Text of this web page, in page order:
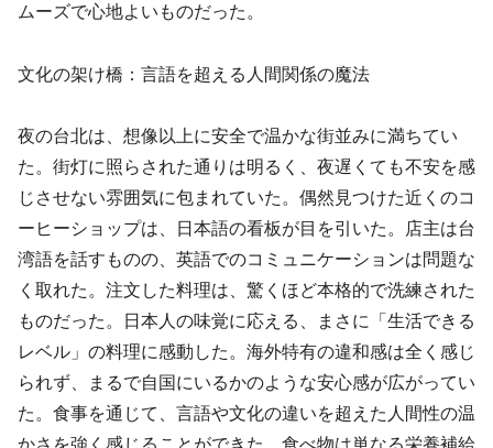
ムーズで心地よいものだった。
文化の架け橋：言語を超える人間関係の魔法
夜の台北は、想像以上に安全で温かな街並みに満ちてい
た。街灯に照らされた通りは明るく、夜遅くても不安を感
じさせない雰囲気に包まれていた。偶然見つけた近くのコ
ーヒーショップは、日本語の看板が目を引いた。店主は台
湾語を話すものの、英語でのコミュニケーションは問題な
く取れた。注文した料理は、驚くほど本格的で洗練された
ものだった。日本人の味覚に応える、まさに「生活できる
レベル」の料理に感動した。海外特有の違和感は全く感じ
られず、まるで自国にいるかのような安心感が広がってい
た。食事を通じて、言語や文化の違いを超えた人間性の温